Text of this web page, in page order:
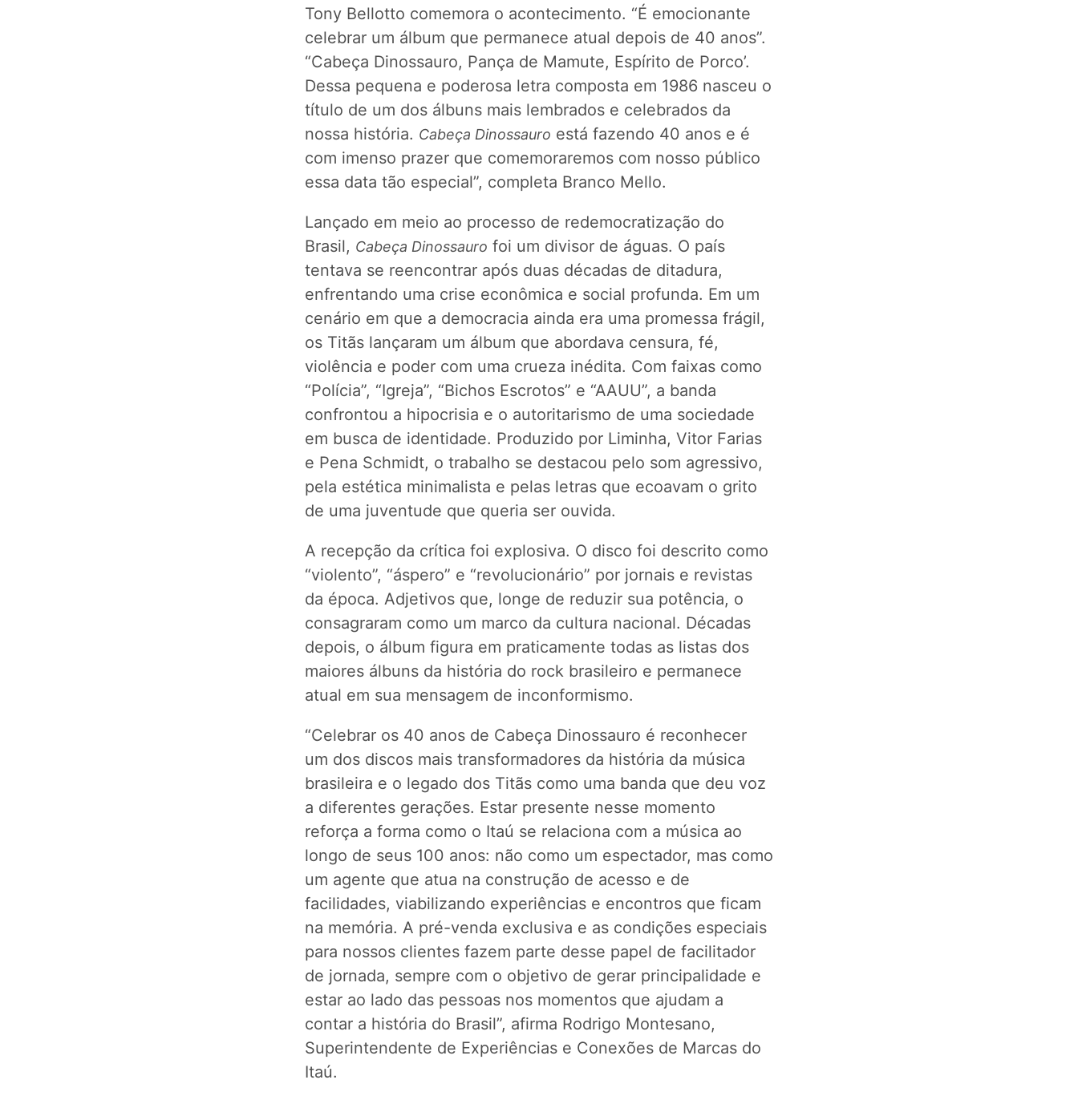
Tony Bellotto comemora o acontecimento. “É emocionante
celebrar um álbum que permanece atual depois de 40 anos”.
“Cabeça Dinossauro, Pança de Mamute, Espírito de Porco’.
Dessa pequena e poderosa letra composta em 1986 nasceu o
título de um dos álbuns mais lembrados e celebrados da
nossa história. Cabeça Dinossauro está fazendo 40 anos e é
com imenso prazer que comemoraremos com nosso público
essa data tão especial”, completa Branco Mello.
Lançado em meio ao processo de redemocratização do
Brasil, Cabeça Dinossauro foi um divisor de águas. O país
tentava se reencontrar após duas décadas de ditadura,
enfrentando uma crise econômica e social profunda. Em um
cenário em que a democracia ainda era uma promessa frágil,
os Titãs lançaram um álbum que abordava censura, fé,
violência e poder com uma crueza inédita. Com faixas como
“Polícia”, “Igreja”, “Bichos Escrotos” e “AAUU”, a banda
confrontou a hipocrisia e o autoritarismo de uma sociedade
em busca de identidade. Produzido por Liminha, Vitor Farias
e Pena Schmidt, o trabalho se destacou pelo som agressivo,
pela estética minimalista e pelas letras que ecoavam o grito
de uma juventude que queria ser ouvida.
A recepção da crítica foi explosiva. O disco foi descrito como
“violento”, “áspero” e “revolucionário” por jornais e revistas
da época. Adjetivos que, longe de reduzir sua potência, o
consagraram como um marco da cultura nacional. Décadas
depois, o álbum figura em praticamente todas as listas dos
maiores álbuns da história do rock brasileiro e permanece
atual em sua mensagem de inconformismo.
“Celebrar os 40 anos de Cabeça Dinossauro é reconhecer
um dos discos mais transformadores da história da música
brasileira e o legado dos Titãs como uma banda que deu voz
a diferentes gerações. Estar presente nesse momento
reforça a forma como o Itaú se relaciona com a música ao
longo de seus 100 anos: não como um espectador, mas como
um agente que atua na construção de acesso e de
facilidades, viabilizando experiências e encontros que ficam
na memória. A pré-venda exclusiva e as condições especiais
para nossos clientes fazem parte desse papel de facilitador
de jornada, sempre com o objetivo de gerar principalidade e
estar ao lado das pessoas nos momentos que ajudam a
contar a história do Brasil”, afirma Rodrigo Montesano,
Superintendente de Experiências e Conexões de Marcas do
Itaú.